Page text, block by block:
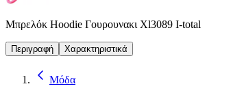
Μπρελόκ Hoodie Γουρουνακι Xl3089 I-total
Περιγραφή Χαρακτηριστικά
Μόδα